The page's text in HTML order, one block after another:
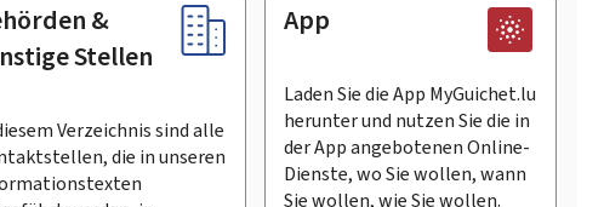
&
Stellen
Verzeichnis sind alle
die in unseren
App
Laden Sie die App MyGuichet.lu
herunter und nutzen Sie die in
der App angebotenen Online-
Dienste, wo Sie wollen, wann
Sie wollen, wie Sie wollen.